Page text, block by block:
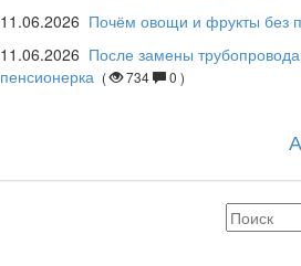
Отчётная встреча
қаласы әкімінің
11.06.2026 Почём овощи и фрукты без
11.06.2026 После замены
пенсионерка ( 734 0 )